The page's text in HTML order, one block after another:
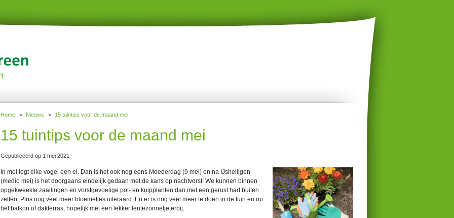
Home > Nieuws > 15 tuintips voor de maand mei
15 tuintips voor de maand mei
Gepubliceerd op 1 mei 2021
In mei legt elke vogel een ei. Dan is het ook nog eens Moederdag (9 mei) en na IJsheiligen
(medio mei) is het doorgaans eindelijk gedaan met de kans op nachtvorst! We kunnen binnen
opgekweekte zaailingen en vorstgevoelige pot- en kuipplanten dan met een gerust hart buiten
zetten. Plus nog veel meer bloemetjes uiteraard. En er is nog veel meer te doen in de tuin en op
het balkon of dakterras, hopelijk met een lekker lentezonnetje erbij.